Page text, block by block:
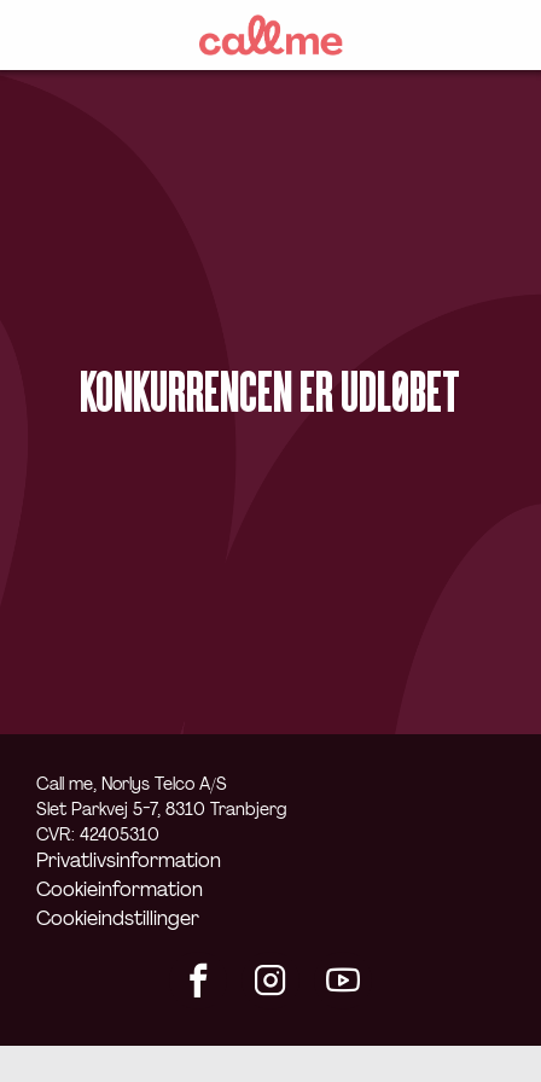
KONKURRENCEN ER UDLØBET
Call me, Norlys Telco A/S
Slet Parkvej 5-7, 8310 Tranbjerg
CVR: 42405310
Privatlivsinformation
Cookieinformation
Cookieindstillinger
FacebookInstagram
Youtube